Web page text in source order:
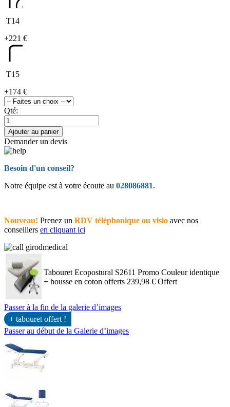
T14
+221 €
T15
+174 €
Qté:
Ajouter au panier
Demander un devis
Besoin d'un conseil?
Notre équipe est à votre écoute au 028086881.
Nouveau! Prenez un RDV téléphonique ou visio avec nos
conseillers en cliquant ici
Tabouret Ecopostural S2611 Promo Couleur identique
+ housse en coton offerts 239,98 € Offert
Passer à la fin de la galerie d’images
+ tabouret offert !
Passer au début de la Galerie d’images